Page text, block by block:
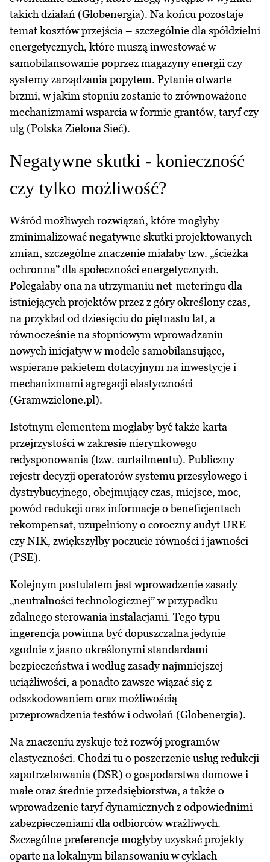
takich działań (Globenergia). Na końcu pozostaje
temat kosztów przejścia – szczególnie dla spółdzielni
energetycznych, które muszą inwestować w
samobilansowanie poprzez magazyny energii czy
systemy zarządzania popytem. Pytanie otwarte
brzmi, w jakim stopniu zostanie to zrównoważone
mechanizmami wsparcia w formie grantów, taryf czy
ulg (Polska Zielona Sieć).
Negatywne skutki - konieczność
czy tylko możliwość?
Wśród możliwych rozwiązań, które mogłyby
zminimalizować negatywne skutki projektowanych
zmian, szczególne znaczenie miałaby tzw. „ścieżka
ochronna” dla społeczności energetycznych.
Polegałaby ona na utrzymaniu net-meteringu dla
istniejących projektów przez z góry określony czas,
na przykład od dziesięciu do piętnastu lat, a
równocześnie na stopniowym wprowadzaniu
nowych inicjatyw w modele samobilansujące,
wspierane pakietem dotacyjnym na inwestycje i
mechanizmami agregacji elastyczności
(Gramwzielone.pl).
Istotnym elementem mogłaby być także karta
przejrzystości w zakresie nierynkowego
redysponowania (tzw. curtailmentu). Publiczny
rejestr decyzji operatorów systemu przesyłowego i
dystrybucyjnego, obejmujący czas, miejsce, moc,
powód redukcji oraz informacje o beneficjentach
rekompensat, uzupełniony o coroczny audyt URE
czy NIK, zwiększyłby poczucie równości i jawności
(PSE).
Kolejnym postulatem jest wprowadzenie zasady
„neutralności technologicznej” w przypadku
zdalnego sterowania instalacjami. Tego typu
ingerencja powinna być dopuszczalna jedynie
zgodnie z jasno określonymi standardami
bezpieczeństwa i według zasady najmniejszej
uciążliwości, a ponadto zawsze wiązać się z
odszkodowaniem oraz możliwością
przeprowadzenia testów i odwołań (Globenergia).
Na znaczeniu zyskuje też rozwój programów
elastyczności. Chodzi tu o poszerzenie usług redukcji
zapotrzebowania (DSR) o gospodarstwa domowe i
małe oraz średnie przedsiębiorstwa, a także o
wprowadzenie taryf dynamicznych z odpowiednimi
zabezpieczeniami dla odbiorców wrażliwych.
Szczególne preferencje mogłyby uzyskać projekty
oparte na lokalnym bilansowaniu w cyklach